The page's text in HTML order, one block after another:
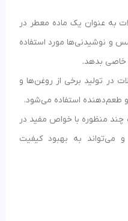
به عنوان یک ماده معطر در
و نوشیدنی‌ها مورد استفاده
خاصی بدهد.
در تولید برخی از روغن‌ها و
طعم‌دهنده استفاده می‌شود.
چند منظوره با خواص مفید در
می‌تواند به بهبود کیفیت